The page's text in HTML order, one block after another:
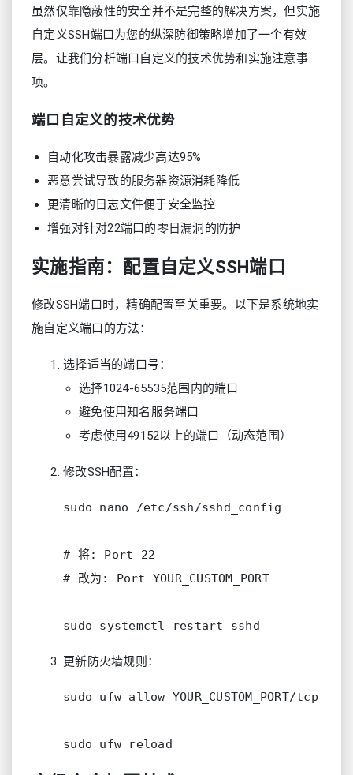
虽然仅靠隐蔽性的安全并不是完整的解决方案，但实施
自定义SSH端口为您的纵深防御策略增加了一个有效
层。让我们分析端口自定义的技术优势和实施注意事
项。
端口自定义的技术优势
自动化攻击暴露减少高达95%
恶意尝试导致的服务器资源消耗降低
更清晰的日志文件便于安全监控
增强对针对22端口的零日漏洞的防护
实施指南：配置自定义SSH端口
修改SSH端口时，精确配置至关重要。以下是系统地实
施自定义端口的方法：
选择适当的端口号：
选择1024-65535范围内的端口
避免使用知名服务端口
考虑使用49152以上的端口（动态范围）
修改SSH配置：
sudo nano /etc/ssh/sshd_config
# 将: Port 22
# 改为: Port YOUR_CUSTOM_PORT
更新防火墙规则：
sudo ufw allow YOUR_CUSTOM_PORT/tcp